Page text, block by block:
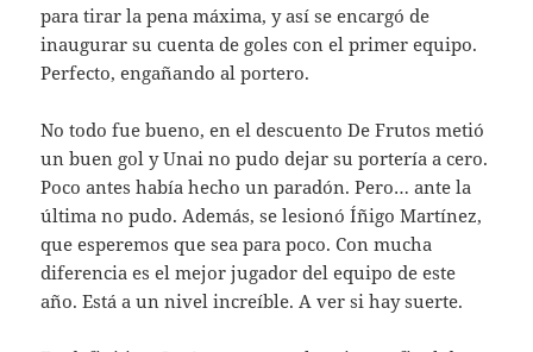
para tirar la pena máxima, y así se encargó de
inaugurar su cuenta de goles con el primer equipo.
Perfecto, engañando al portero.
No todo fue bueno, en el descuento De Frutos metió
un buen gol y Unai no pudo dejar su portería a cero.
Poco antes había hecho un paradón. Pero… ante la
última no pudo. Además, se lesionó Íñigo Martínez,
que esperemos que sea para poco. Con mucha
diferencia es el mejor jugador del equipo de este
año. Está a un nivel increíble. A ver si hay suerte.